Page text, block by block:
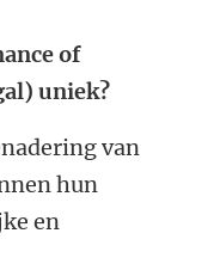
of
uniek?
van
hun
en